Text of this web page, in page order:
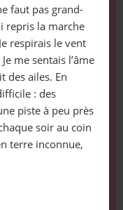
faut pas grand-
repris la marche
respirais le vent
me sentais l’âme
des ailes. En
: des
piste à peu près
soir au coin
terre inconnue,